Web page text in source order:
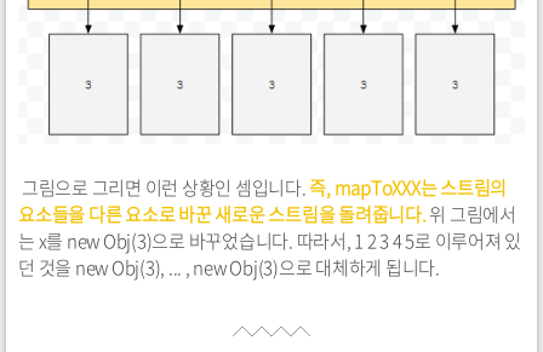
그림으로 그리면 이런 상황인 셈입니다.즉, mapToXXX는 스트림의
요소들을 다른 요소로 바꾼 새로운 스트림을 돌려줍니다.위 그림에서
는 x를 new Obj(3)으로 바꾸었습니다. 따라서, 1 2 3 4 5로 이루어져 있
던 것을 new Obj(3), ... , new Obj(3)으로 대체하게 됩니다.